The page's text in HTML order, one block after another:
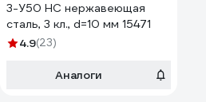
3-У50 НС нержавеющая
сталь, 3 кл., d=10 мм 15471
4.9(23)
Аналоги